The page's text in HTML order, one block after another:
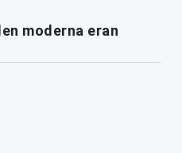
moderna eran